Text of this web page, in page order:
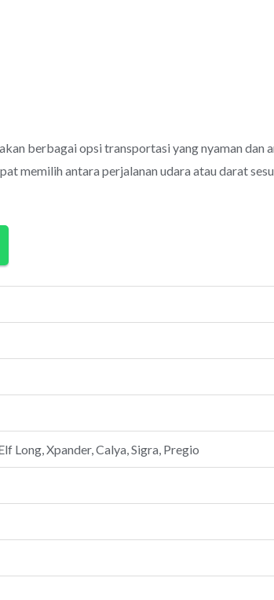
berbagai opsi transportasi yang nyaman dan
memilih antara perjalanan udara atau darat
Long, Xpander, Calya, Sigra, Pregio